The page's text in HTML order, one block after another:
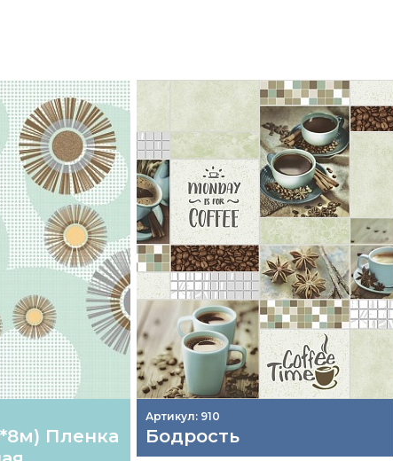
Пленка
Артикул: 910
Бодрость